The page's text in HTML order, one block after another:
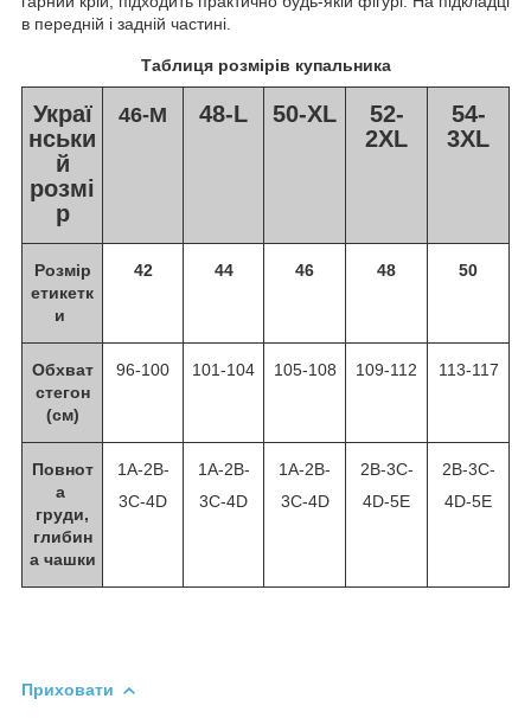
в передній і задній частині.
Таблиця розмірів купальника
Украї
нськи
й
розмі
р
46-M 48-L 50-XL
52-
2XL
54-
3XL
Розмір
етикетк
и
42 44 46 48 50
Обхват
стегон
(см)
96-100 101-104 105-108 109-112 113-117
Повнот
а
груди,
глибин
а чашки
1A-2В-
3С-4D
1A-2В-
3С-4D
1A-2В-
3С-4D
2В-3С-
4D-5E
2В-3С-
4D-5E
Приховати